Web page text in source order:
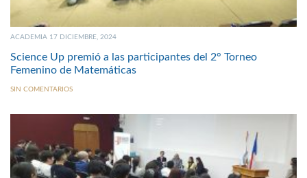
ACADEMIA 17 DICIEMBRE, 2024
Science Up premió a las participantes del 2° Torneo
Femenino de Matemáticas
SIN COMENTARIOS